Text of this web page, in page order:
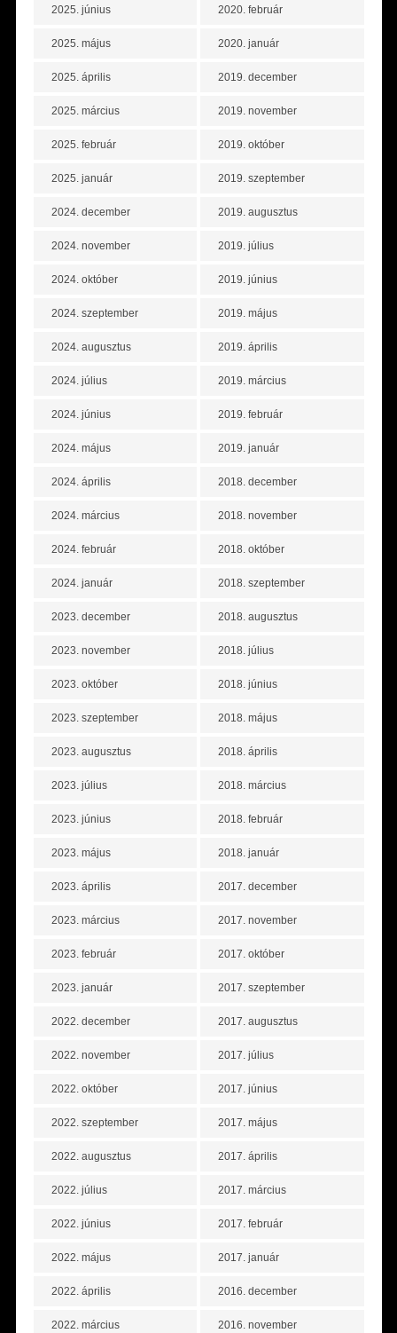
2025. június
2025. május
2025. április
2025. március
2025. február
2025. január
2024. december
2024. november
2024. október
2024. szeptember
2024. augusztus
2024. július
2024. június
2024. május
2024. április
2024. március
2024. február
2024. január
2023. december
2023. november
2023. október
2023. szeptember
2023. augusztus
2023. július
2023. június
2023. május
2023. április
2023. március
2023. február
2023. január
2022. december
2022. november
2022. október
2022. szeptember
2022. augusztus
2022. július
2022. június
2022. május
2022. április
2022. március
2020. február
2020. január
2019. december
2019. november
2019. október
2019. szeptember
2019. augusztus
2019. július
2019. június
2019. május
2019. április
2019. március
2019. február
2019. január
2018. december
2018. november
2018. október
2018. szeptember
2018. augusztus
2018. július
2018. június
2018. május
2018. április
2018. március
2018. február
2018. január
2017. december
2017. november
2017. október
2017. szeptember
2017. augusztus
2017. július
2017. június
2017. május
2017. április
2017. március
2017. február
2017. január
2016. december
2016. november